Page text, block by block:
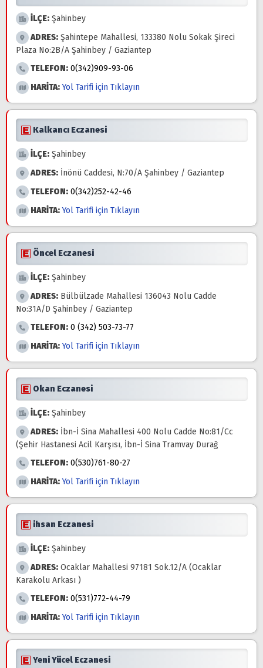
İLÇE: Şahinbey
ADRES: Şahintepe Mahallesi, 133380 Nolu Sokak Şireci
Plaza No:2B/A Şahinbey / Gaziantep
TELEFON: 0(342)909-93-06
HARİTA: Yol Tarifi için Tıklayın
Kalkancı Eczanesi
İLÇE: Şahinbey
ADRES: İnönü Caddesi, N:70/A Şahinbey / Gaziantep
TELEFON: 0(342)252-42-46
HARİTA: Yol Tarifi için Tıklayın
Öncel Eczanesi
İLÇE: Şahinbey
ADRES: Bülbülzade Mahallesi 136043 Nolu Cadde
No:31A/D Şahinbey / Gaziantep
TELEFON: 0 (342) 503-73-77
HARİTA: Yol Tarifi için Tıklayın
Okan Eczanesi
İLÇE: Şahinbey
ADRES: İbn-İ Sina Mahallesi 400 Nolu Cadde No:81/Cc
(Şehir Hastanesi Acil Karşısı, İbn-İ Sina Tramvay Durağ
TELEFON: 0(530)761-80-27
HARİTA: Yol Tarifi için Tıklayın
ihsan Eczanesi
İLÇE: Şahinbey
ADRES: Ocaklar Mahallesi 97181 Sok.12/A (Ocaklar
Karakolu Arkası )
TELEFON: 0(531)772-44-79
HARİTA: Yol Tarifi için Tıklayın
Yeni Yücel Eczanesi